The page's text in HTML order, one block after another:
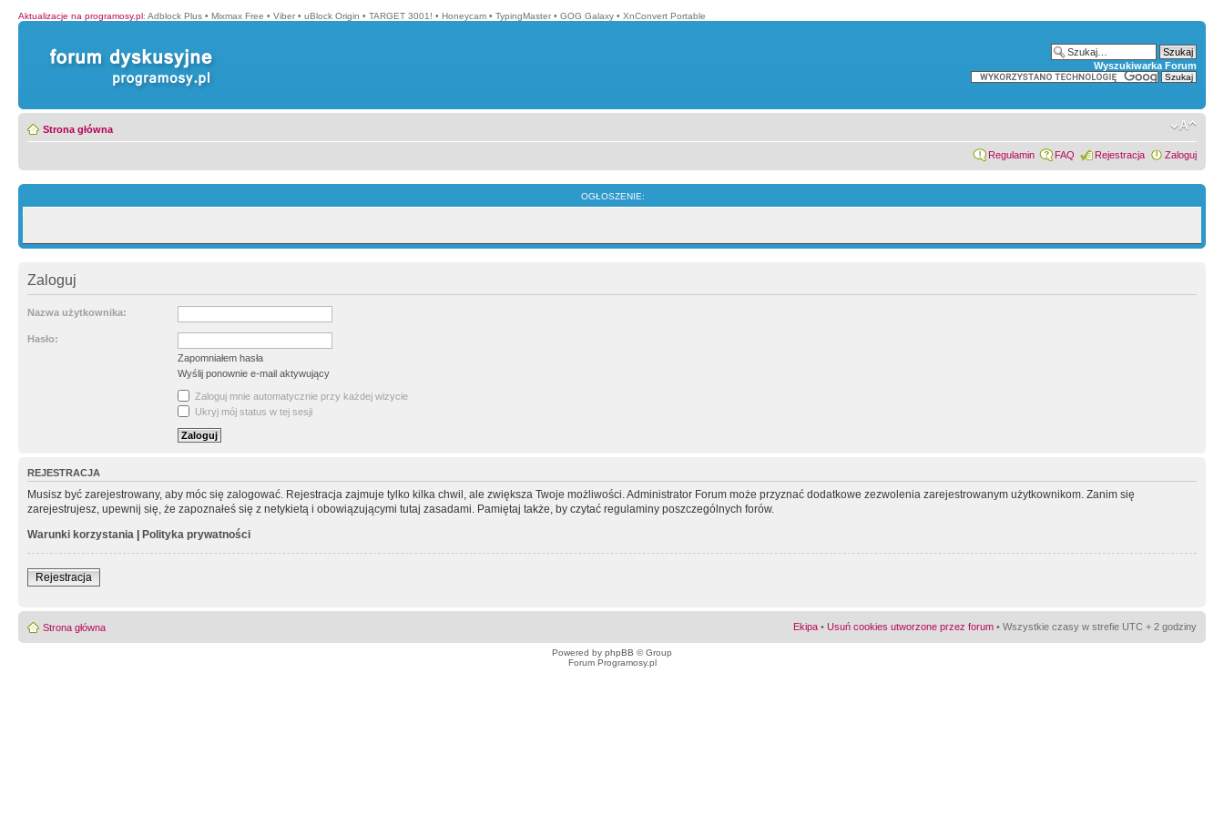
Aktualizacje na programosy.pl: Adblock Plus • Mixmax Free • Viber • uBlock Origin • TARGET 3001! • Honeycam • TypingMaster • GOG Galaxy • XnConvert Portable
Wyszukiwarka Forum
Strona główna
Regulamin FAQ Rejestracja Zaloguj
OGŁOSZENIE:
Zaloguj
Nazwa użytkownika:
Hasło:
Zapomniałem hasła
Wyślij ponownie e-mail aktywujący
Zaloguj mnie automatycznie przy każdej wizycie
Ukryj mój status w tej sesji
REJESTRACJA
Musisz być zarejestrowany, aby móc się zalogować. Rejestracja zajmuje tylko kilka chwil, ale zwiększa Twoje możliwości. Administrator Forum może przyznać dodatkowe zezwolenia zarejestrowanym użytkownikom. Zanim się
zarejestrujesz, upewnij się, że zapoznałeś się z netykietą i obowiązującymi tutaj zasadami. Pamiętaj także, by czytać regulaminy poszczególnych forów.
Warunki korzystania | Polityka prywatności
Rejestracja
Strona główna Ekipa • Usuń cookies utworzone przez forum • Wszystkie czasy w strefie UTC + 2 godziny
Powered by phpBB © Group
Forum Programosy.pl